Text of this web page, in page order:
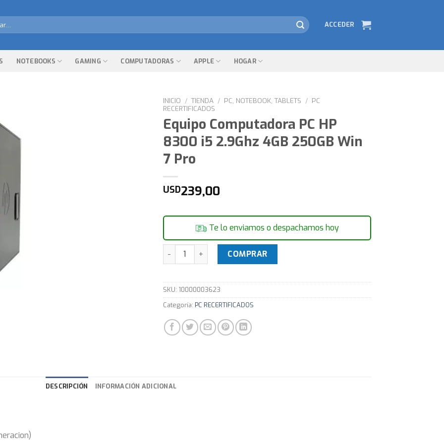
ACCEDER
NOTEBOOKS GAMING COMPUTADORAS APPLE HOGAR
INICIO / TIENDA / PC, NOTEBOOK, TABLETS / PC
RECERTIFICADOS
Equipo Computadora PC HP
8300 i5 2.9Ghz 4GB 250GB Win
7 Pro
USD239,00
Te lo enviamos o despachamos hoy
Equipo Computadora PC HP 8300 i5 2.9Ghz 4GB 250GB Win 7 Pro cantidad
COMPRAR
SKU: 10000003623
Categoría: PC RECERTIFICADOS
DESCRIPCIÓN INFORMACIÓN ADICIONAL